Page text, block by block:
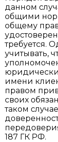
данном
общими
общему
требуется.
учитывать,
имени
правом
своих
таком
187 ГК РФ.